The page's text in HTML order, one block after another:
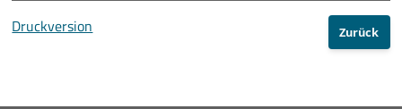
Druckversion Zurück